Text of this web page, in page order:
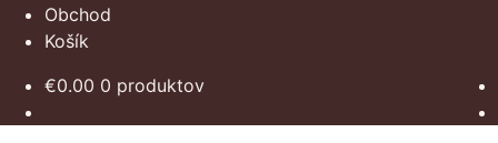
Obchod
Košík
€0.00 0 produktov